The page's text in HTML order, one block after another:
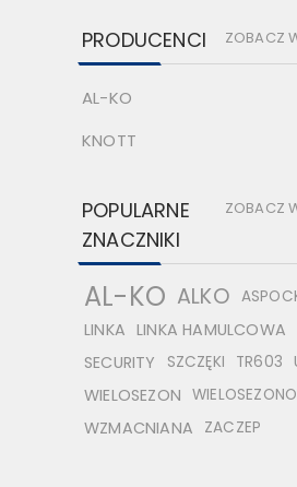
PRODUCENCI
AL-KO
KNOTT
ZOBACZ
POPULARNE
ZNACZNIKI
AL-KO ALKO
LINKA LINKA HAMULCOWA
SECURITY SZCZĘKI TR603
WIELOSEZON
WZMACNIANA ZACZEP
ZOBACZ